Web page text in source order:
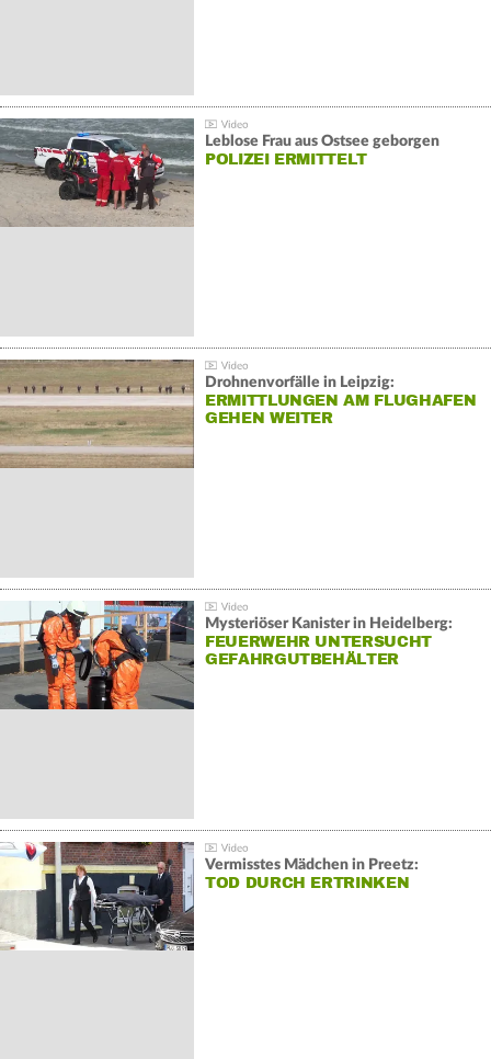
Leblose Frau aus Ostsee geborgen
POLIZEI ERMITTELT
Drohnenvorfälle in Leipzig:
ERMITTLUNGEN AM FLUGHAFEN
GEHEN WEITER
Mysteriöser Kanister in Heidelberg:
FEUERWEHR UNTERSUCHT
GEFAHRGUTBEHÄLTER
Vermisstes Mädchen in Preetz:
TOD DURCH ERTRINKEN